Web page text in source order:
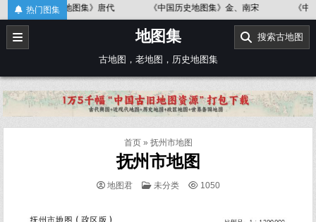
Skip
to
content
热门图集
历史地图集》唐代 《中国历史地图集》金、南宋 《中国历史地图
地图集
古地图，老地图，历史地图集
搜索古地图
首页» 抚州市地图
抚州市地图
地图君
POSTED
未分类 1050